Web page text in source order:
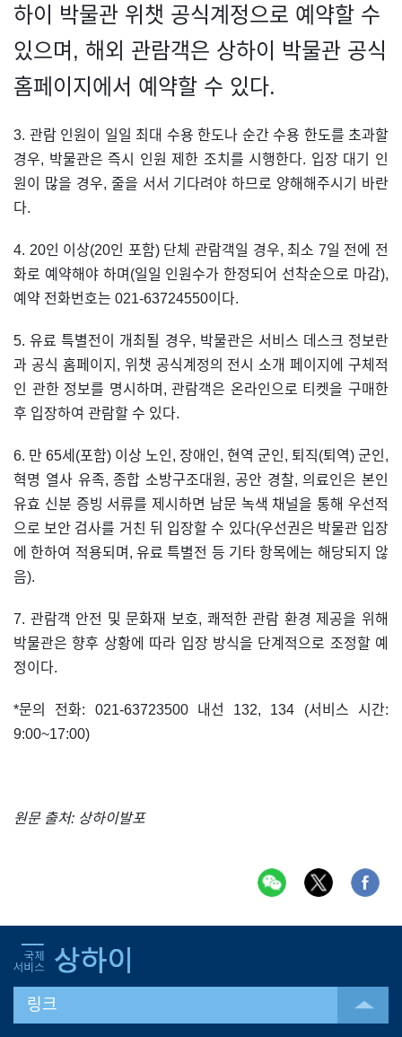
하이 박물관 위챗 공식계정으로 예약할 수
있으며, 해외 관람객은 상하이 박물관 공식
홈페이지에서 예약할 수 있다.
3. 관람 인원이 일일 최대 수용 한도나 순간 수용 한도를 초과할
경우, 박물관은 즉시 인원 제한 조치를 시행한다. 입장 대기 인
원이 많을 경우, 줄을 서서 기다려야 하므로 양해해주시기 바란
다.
4. 20인 이상(20인 포함) 단체 관람객일 경우, 최소 7일 전에 전
화로 예약해야 하며(일일 인원수가 한정되어 선착순으로 마감),
예약 전화번호는 021-63724550이다.
5. 유료 특별전이 개최될 경우, 박물관은 서비스 데스크 정보란
과 공식 홈페이지, 위챗 공식계정의 전시 소개 페이지에 구체적
인 관한 정보를 명시하며, 관람객은 온라인으로 티켓을 구매한
후 입장하여 관람할 수 있다.
6. 만 65세(포함) 이상 노인, 장애인, 현역 군인, 퇴직(퇴역) 군인,
혁명 열사 유족, 종합 소방구조대원, 공안 경찰, 의료인은 본인
유효 신분 증빙 서류를 제시하면 남문 녹색 채널을 통해 우선적
으로 보안 검사를 거친 뒤 입장할 수 있다(우선권은 박물관 입장
에 한하여 적용되며, 유료 특별전 등 기타 항목에는 해당되지 않
음).
7. 관람객 안전 및 문화재 보호, 쾌적한 관람 환경 제공을 위해
박물관은 향후 상황에 따라 입장 방식을 단계적으로 조정할 예
정이다.
*문의 전화: 021-63723500 내선 132, 134 (서비스 시간:
9:00~17:00)
원문 출처: 상하이발포
링크